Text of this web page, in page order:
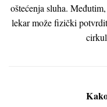
oštećenja sluha.
lekar može fizički